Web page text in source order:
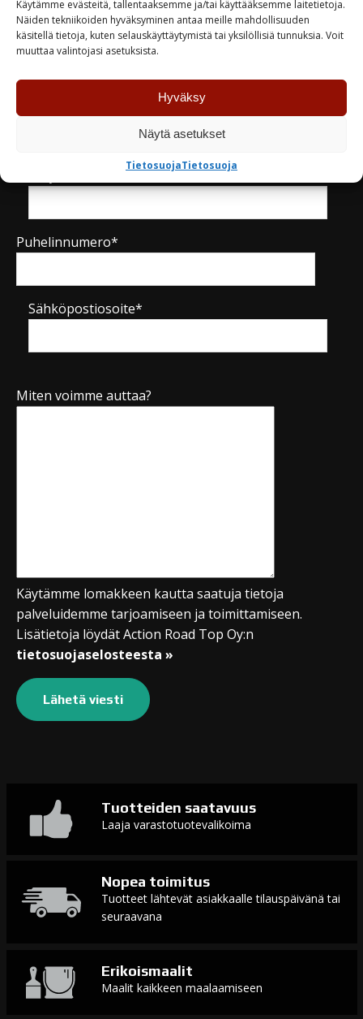
Käytämme evästeitä, tallentaaksemme ja/tai käyttääksemme laitetietoja.
Näiden tekniikoiden hyväksyminen antaa meille mahdollisuuden
käsitellä tietoja, kuten selauskäyttäytymistä tai yksilöllisiä tunnuksia. Voit
muuttaa valintojasi asetuksista.
Hyväksy
Näytä asetukset
TietosuojaTietosuoja
Kysy tuotteesta / ota yhteyttä
Nimi*
Puhelinnumero*
Sähköpostiosoite*
Miten voimme auttaa?
Käytämme lomakkeen kautta saatuja tietoja
palveluidemme tarjoamiseen ja toimittamiseen.
Lisätietoja löydät Action Road Top Oy:n
tietosuojaselosteesta »
Tuotteiden saatavuus
Laaja varastotuotevalikoima
Nopea toimitus
Tuotteet lähtevät asiakkaalle tilauspäivänä tai
seuraavana
Erikoismaalit
Maalit kaikkeen maalaamiseen